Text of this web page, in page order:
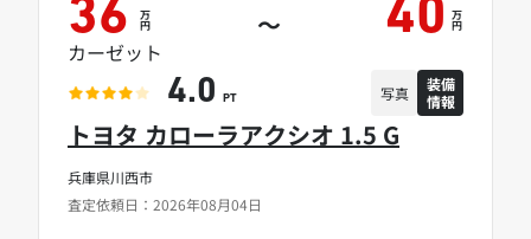
兵庫県川西市
査定依頼日：2026年08月04日
トヨタ カローラアクシオ 1.5 G
36 万
円 ～ 40 万
円
カーゼット
4.0 PT 写真
装備
情報